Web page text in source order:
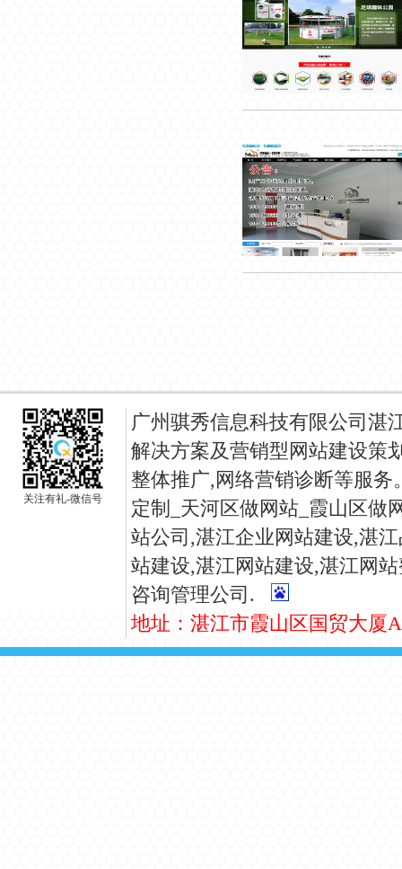
关注有礼-微信号
广州骐秀信息科技有限公司湛
解决方案及营销型网站建设策
整体推广,网络营销诊断等服
定制_天河区做网站_霞山区做
站公司,湛江企业网站建设,湛江
站建设,湛江网站建设,湛江网
咨询管理公司.
地址：湛江市霞山区国贸大厦